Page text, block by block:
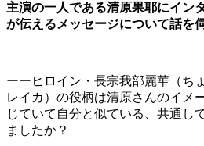
主演の一人である清原果耶にイン
が伝えるメッセージについて話を
ーーヒロイン・長宗我部麗華（ち
レイカ）の役柄は清原さんのイメ
じていて自分と似ている、共通し
ましたか？